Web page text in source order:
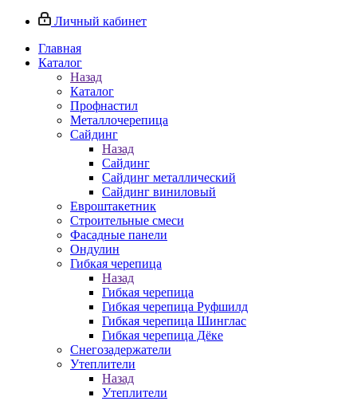
Личный кабинет
Главная
Каталог
Назад
Каталог
Профнастил
Металлочерепица
Сайдинг
Назад
Сайдинг
Сайдинг металлический
Сайдинг виниловый
Евроштакетник
Строительные смеси
Фасадные панели
Ондулин
Гибкая черепица
Назад
Гибкая черепица
Гибкая черепица Руфшилд
Гибкая черепица Шинглас
Гибкая черепица Дёке
Снегозадержатели
Утеплители
Назад
Утеплители